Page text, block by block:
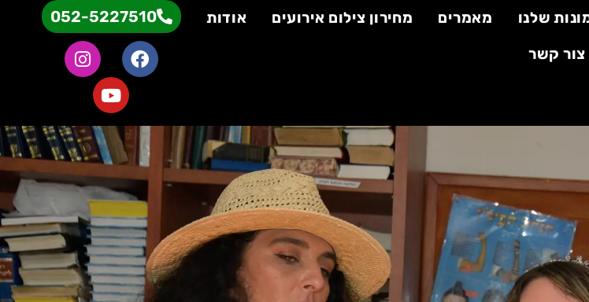
052-5227510 שלנו מאמרים מחירון צילום אירועים
אודות
צור קשר